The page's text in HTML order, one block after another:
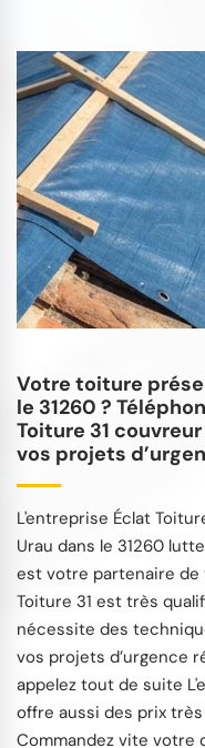
Votre toiture
le 31260 ?
Toiture 31
vos projets
L'entreprise Éclat
Urau dans le 31260
est votre partenaire de
Toiture 31 est très
nécessite des
vos projets d’urgence
appelez tout de suite
offre aussi des prix
Commandez vite votre